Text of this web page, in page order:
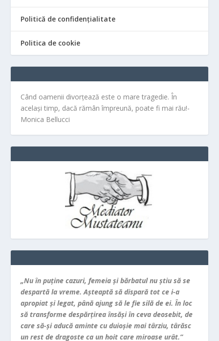
Politică de confidențialitate
Politica de cookie
Când oamenii divorțează este o mare tragedie. În
același timp, dacă rămân împreună, poate fi mai rău!-
Monica Bellucci
„Nu în puţine cazuri, femeia şi bărbatul nu ştiu să se
despartă la vreme. Aşteaptă să dispară tot ce i-a
apropiat şi legat, până ajung să le fie silă de ei. În loc
să transforme despărţirea însăşi în ceva deosebit, de
care să-şi aducă aminte cu duioşie mai târziu, târăsc
un rest de dragoste ca un hoit care miroase urât.”